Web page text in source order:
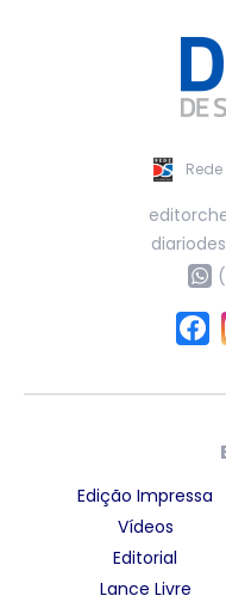
Edição Impressa
Vídeos
Editorial
Lance Livre